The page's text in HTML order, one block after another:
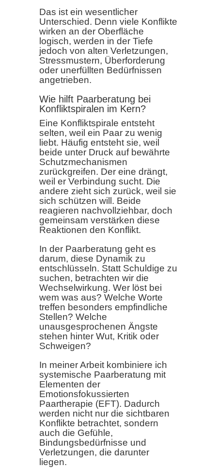
Das ist ein wesentlicher
Unterschied. Denn viele Konflikte
wirken an der Oberfläche
logisch, werden in der Tiefe
jedoch von alten Verletzungen,
Stressmustern, Überforderung
oder unerfüllten Bedürfnissen
angetrieben.
Wie hilft Paarberatung bei
Konfliktspiralen im Kern?
Eine Konfliktspirale entsteht
selten, weil ein Paar zu wenig
liebt. Häufig entsteht sie, weil
beide unter Druck auf bewährte
Schutzmechanismen
zurückgreifen. Der eine drängt,
weil er Verbindung sucht. Die
andere zieht sich zurück, weil sie
sich schützen will. Beide
reagieren nachvollziehbar, doch
gemeinsam verstärken diese
Reaktionen den Konflikt.
In der Paarberatung geht es
darum, diese Dynamik zu
entschlüsseln. Statt Schuldige zu
suchen, betrachten wir die
Wechselwirkung. Wer löst bei
wem was aus? Welche Worte
treffen besonders empfindliche
Stellen? Welche
unausgesprochenen Ängste
stehen hinter Wut, Kritik oder
Schweigen?
In meiner Arbeit kombiniere ich
systemische Paarberatung mit
Elementen der
Emotionsfokussierten
Paartherapie (EFT). Dadurch
werden nicht nur die sichtbaren
Konflikte betrachtet, sondern
auch die Gefühle,
Bindungsbedürfnisse und
Verletzungen, die darunter
liegen.